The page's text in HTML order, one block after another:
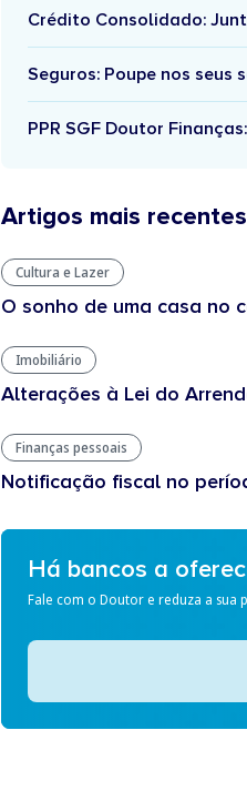
Crédito Consolidado:
Seguros: Poupe nos seus
PPR SGF Doutor
Artigos mais recentes
Cultura e Lazer
O sonho de uma casa no
Imobiliário
Alterações à Lei do
Finanças pessoais
Notificação fiscal no
Há bancos a
Fale com o Doutor e reduza a sua